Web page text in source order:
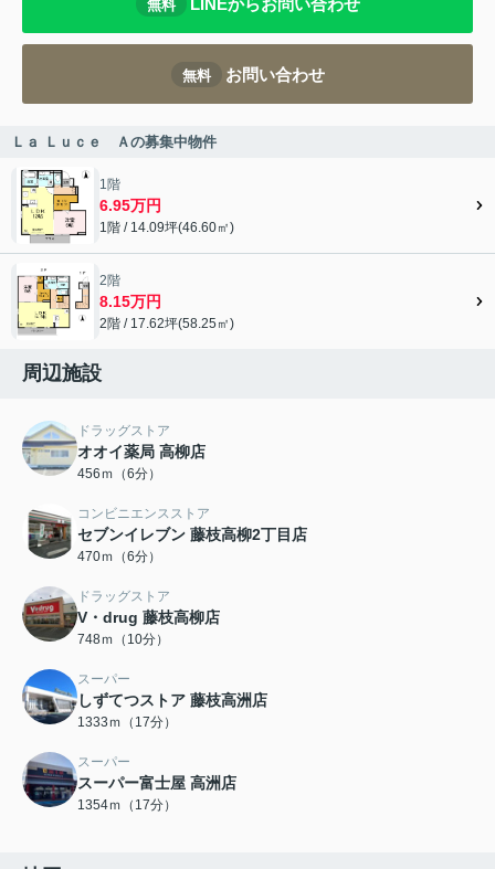
無料 LINEからお問い合わせ
無料 お問い合わせ
Ｌａ Ｌｕｃｅ Ａの募集中物件
1階
6.95万円
1階 / 14.09坪(46.60㎡)
2階
8.15万円
2階 / 17.62坪(58.25㎡)
周辺施設
ドラッグストア
オオイ薬局 高柳店
456ｍ（6分）
コンビニエンスストア
セブンイレブン 藤枝高柳2丁目店
470ｍ（6分）
ドラッグストア
V・drug 藤枝高柳店
748ｍ（10分）
スーパー
しずてつストア 藤枝高洲店
1333ｍ（17分）
スーパー
スーパー富士屋 高洲店
1354ｍ（17分）